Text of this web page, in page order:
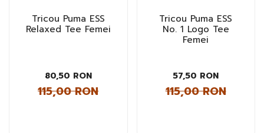
Tricou Puma ESS
Relaxed Tee Femei
80,50 RON
115,00 RON
Tricou Puma ESS
No. 1 Logo Tee
Femei
57,50 RON
115,00 RON